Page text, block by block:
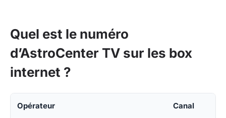
Quel est le numéro
d’AstroCenter TV sur les box
internet ?
Opérateur Canal